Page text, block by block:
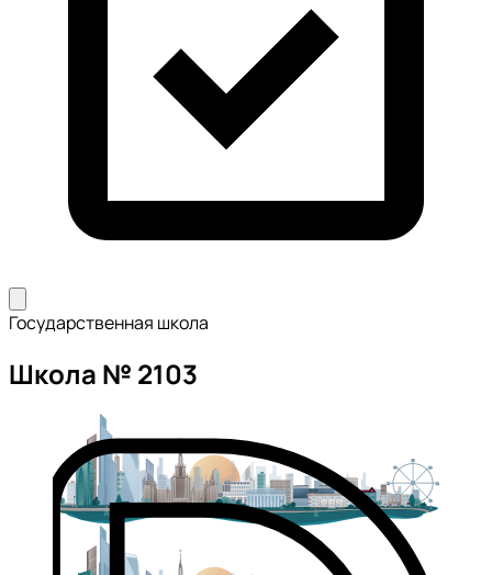
Государственная школа
Школа № 2103